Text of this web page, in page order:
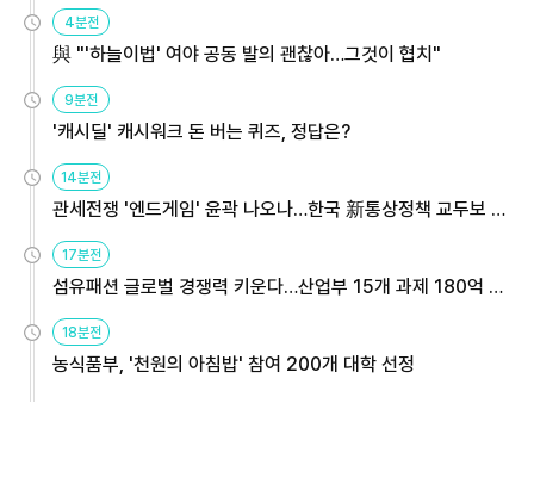
4분전
與 "'하늘이법' 여야 공동 발의 괜찮아…그것이 협치"
9분전
'캐시딜' 캐시워크 돈 버는 퀴즈, 정답은?
14분전
관세전쟁 '엔드게임' 윤곽 나오나…한국 新통상정책 교두보 활
17분전
섬유패션 글로벌 경쟁력 키운다…산업부 15개 과제 180억 지
18분전
농식품부, '천원의 아침밥' 참여 200개 대학 선정